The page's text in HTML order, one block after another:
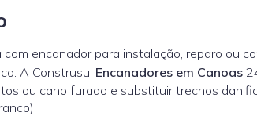
encanador para instalação, reparo ou
A Construsul Encanadores em Canoas
ou cano furado e substituir trechos